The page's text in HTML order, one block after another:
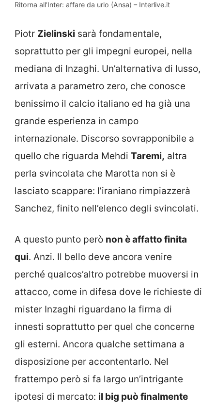
Ritorna all’Inter: affare da urlo (Ansa) – Interlive.it
Piotr Zielinski sarà fondamentale,
soprattutto per gli impegni europei, nella
mediana di Inzaghi. Un’alternativa di lusso,
arrivata a parametro zero, che conosce
benissimo il calcio italiano ed ha già una
grande esperienza in campo
internazionale. Discorso sovrapponibile a
quello che riguarda Mehdi Taremi, altra
perla svincolata che Marotta non si è
lasciato scappare: l’iraniano rimpiazzerà
Sanchez, finito nell’elenco degli svincolati.
A questo punto però non è affatto finita
qui. Anzi. Il bello deve ancora venire
perché qualcos’altro potrebbe muoversi in
attacco, come in difesa dove le richieste di
mister Inzaghi riguardano la firma di
innesti soprattutto per quel che concerne
gli esterni. Ancora qualche settimana a
disposizione per accontentarlo. Nel
frattempo però si fa largo un’intrigante
ipotesi di mercato: il big può finalmente